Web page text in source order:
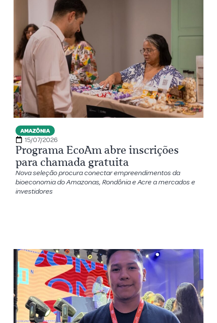
AMAZÔNIA
15/07/2026
Programa EcoAm abre inscrições
para chamada gratuita
Nova seleção procura conectar empreendimentos da
bioeconomia do Amazonas, Rondônia e Acre a mercados e
investidores